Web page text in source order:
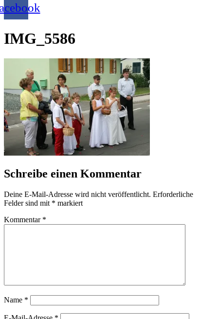
IMG_5586
Schreibe einen Kommentar
Deine E-Mail-Adresse wird nicht veröffentlicht. Erforderliche
Felder sind mit * markiert
Kommentar *
Name *